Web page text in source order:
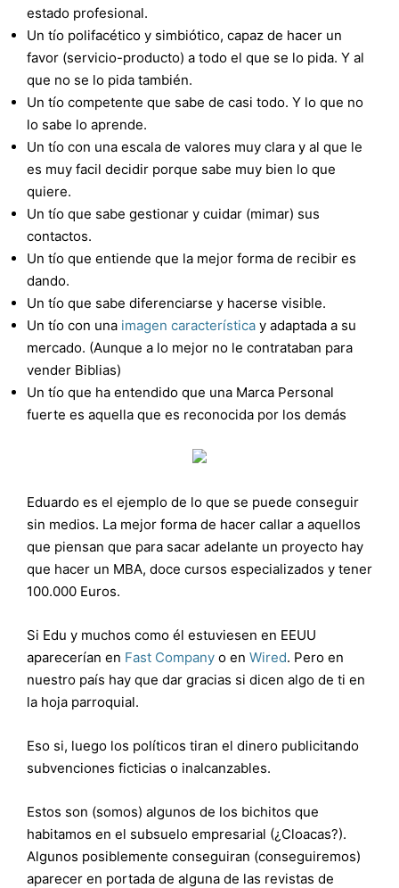
estado profesional.
Un tío polifacético y simbiótico, capaz de hacer un
favor (servicio-producto) a todo el que se lo pida. Y al
que no se lo pida también.
Un tío competente que sabe de casi todo. Y lo que no
lo sabe lo aprende.
Un tío con una escala de valores muy clara y al que le
es muy facil decidir porque sabe muy bien lo que
quiere.
Un tío que sabe gestionar y cuidar (mimar) sus
contactos.
Un tío que entiende que la mejor forma de recibir es
dando.
Un tío que sabe diferenciarse y hacerse visible.
Un tío con una imagen característica y adaptada a su
mercado. (Aunque a lo mejor no le contrataban para
vender Biblias)
Un tío que ha entendido que una Marca Personal
fuerte es aquella que es reconocida por los demás
Eduardo es el ejemplo de lo que se puede conseguir
sin medios. La mejor forma de hacer callar a aquellos
que piensan que para sacar adelante un proyecto hay
que hacer un MBA, doce cursos especializados y tener
100.000 Euros.
Si Edu y muchos como él estuviesen en EEUU
aparecerían en Fast Company o en Wired. Pero en
nuestro país hay que dar gracias si dicen algo de ti en
la hoja parroquial.
Eso si, luego los políticos tiran el dinero publicitando
subvenciones ficticias o inalcanzables.
Estos son (somos) algunos de los bichitos que
habitamos en el subsuelo empresarial (¿Cloacas?).
Algunos posiblemente conseguiran (conseguiremos)
aparecer en portada de alguna de las revistas de